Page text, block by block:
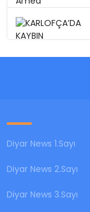
Diyar News 1.Sayı
Diyar News 2.Sayı
Diyar News 3.Sayı